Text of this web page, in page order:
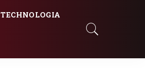
TECHNOLOGIA